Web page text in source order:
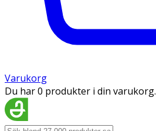
Varukorg
Du har 0 produkter i din varukorg.